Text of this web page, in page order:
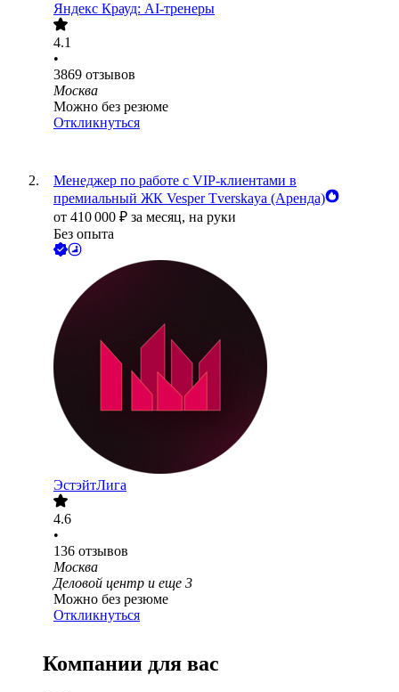
Яндекс Крауд: AI-тренеры
4.1
•
3869 отзывов
Москва
Можно без резюме
Откликнуться
Менеджер по работе с VIP-клиентами в
премиальный ЖК Vesper Tverskaya (Аренда)
от 410 000 ₽ за месяц, на руки
Без опыта
ЭстэйтЛига
4.6
•
136 отзывов
Москва
Деловой центр и еще 3
Можно без резюме
Откликнуться
Компании для вас